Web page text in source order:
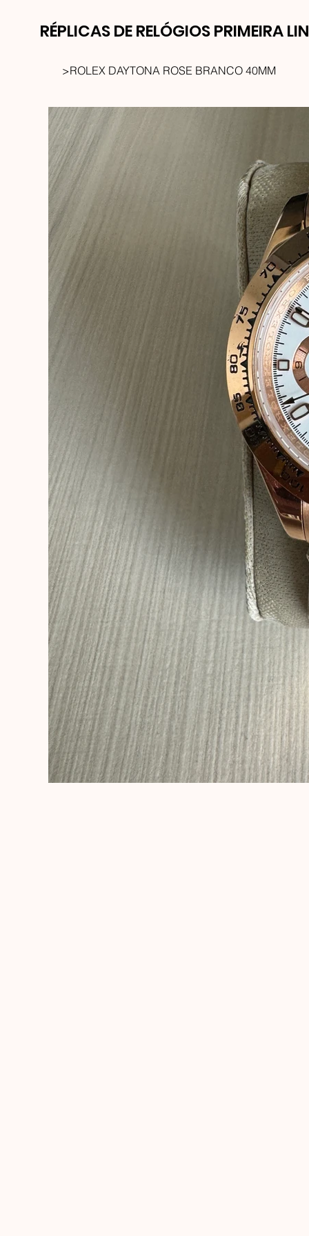
RÉPLICAS DE RELÓGIOS PRIMEIRA
>ROLEX DAYTONA ROSE BRANCO 40MM